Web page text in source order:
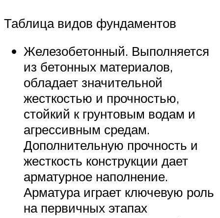
Таблица видов фундаментов
Железобетонный. Выполняется
из бетонных материалов,
обладает значительной
жесткостью и прочностью,
стойкий к грунтовым водам и
агрессивным средам.
Дополнительную прочность и
жесткость конструкции дает
арматурное наполнение.
Арматура играет ключевую роль
на первичных этапах